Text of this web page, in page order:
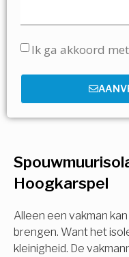
Hoogkarspel
Alleen een vakman
brengen. Want het
kleinigheid. De
Ik ga akkoord